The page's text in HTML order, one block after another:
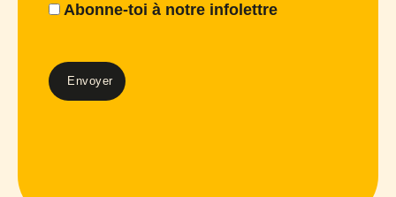
Abonne-toi à notre infolettre